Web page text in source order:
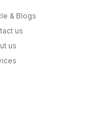
& Blogs
us
us